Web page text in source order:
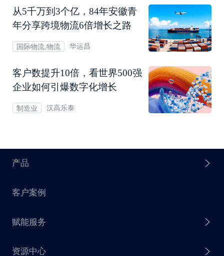
从5千万到3个亿，84年安徽青
年分享跨境物流6倍增长之路
国际物流,物流 华运昌
客户数提升10倍，看世界500强
企业如何引爆数字化增长
制造业 汉高乐泰
产品
探迹 AI Agent
探迹 AI 拓客
客户案例
赋能服务
资源中心